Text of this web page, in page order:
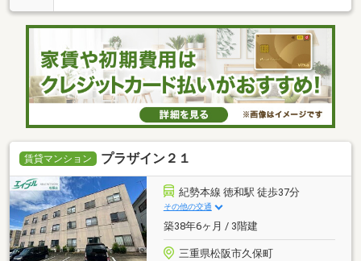
賃貸マンション プラザイン２１
紀勢本線 徳和駅 徒歩37分
その他の交通
築38年6ヶ月 / 3階建
三重県松阪市久保町